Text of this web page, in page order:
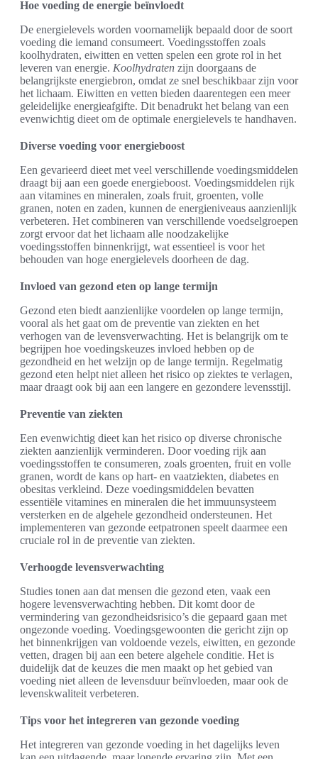
Hoe voeding de energie beïnvloedt
De energielevels worden voornamelijk bepaald door de soort
voeding die iemand consumeert. Voedingsstoffen zoals
koolhydraten, eiwitten en vetten spelen een grote rol in het
leveren van energie. Koolhydraten zijn doorgaans de
belangrijkste energiebron, omdat ze snel beschikbaar zijn voor
het lichaam. Eiwitten en vetten bieden daarentegen een meer
geleidelijke energieafgifte. Dit benadrukt het belang van een
evenwichtig dieet om de optimale energielevels te handhaven.
Diverse voeding voor energieboost
Een gevarieerd dieet met veel verschillende voedingsmiddelen
draagt bij aan een goede energieboost. Voedingsmiddelen rijk
aan vitamines en mineralen, zoals fruit, groenten, volle
granen, noten en zaden, kunnen de energieniveaus aanzienlijk
verbeteren. Het combineren van verschillende voedselgroepen
zorgt ervoor dat het lichaam alle noodzakelijke
voedingsstoffen binnenkrijgt, wat essentieel is voor het
behouden van hoge energielevels doorheen de dag.
Invloed van gezond eten op lange termijn
Gezond eten biedt aanzienlijke voordelen op lange termijn,
vooral als het gaat om de preventie van ziekten en het
verhogen van de levensverwachting. Het is belangrijk om te
begrijpen hoe voedingskeuzes invloed hebben op de
gezondheid en het welzijn op de lange termijn. Regelmatig
gezond eten helpt niet alleen het risico op ziektes te verlagen,
maar draagt ook bij aan een langere en gezondere levensstijl.
Preventie van ziekten
Een evenwichtig dieet kan het risico op diverse chronische
ziekten aanzienlijk verminderen. Door voeding rijk aan
voedingsstoffen te consumeren, zoals groenten, fruit en volle
granen, wordt de kans op hart- en vaatziekten, diabetes en
obesitas verkleind. Deze voedingsmiddelen bevatten
essentiële vitamines en mineralen die het immuunsysteem
versterken en de algehele gezondheid ondersteunen. Het
implementeren van gezonde eetpatronen speelt daarmee een
cruciale rol in de preventie van ziekten.
Verhoogde levensverwachting
Studies tonen aan dat mensen die gezond eten, vaak een
hogere levensverwachting hebben. Dit komt door de
vermindering van gezondheidsrisico’s die gepaard gaan met
ongezonde voeding. Voedingsgewoonten die gericht zijn op
het binnenkrijgen van voldoende vezels, eiwitten, en gezonde
vetten, dragen bij aan een betere algehele conditie. Het is
duidelijk dat de keuzes die men maakt op het gebied van
voeding niet alleen de levensduur beïnvloeden, maar ook de
levenskwaliteit verbeteren.
Tips voor het integreren van gezonde voeding
Het integreren van gezonde voeding in het dagelijks leven